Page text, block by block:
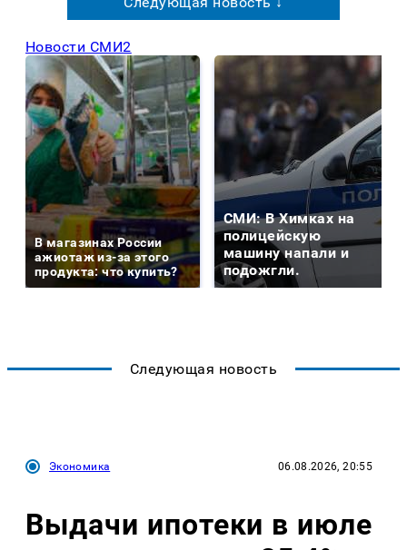
Новости СМИ2
В магазинах России
ажиотаж из-за этого
продукта: что купить?
СМИ: В Химках на
полицейскую
машину напали и
подожгли.
Следующая новость
Экономика 06.08.2026, 20:55
Выдачи ипотеки в июле